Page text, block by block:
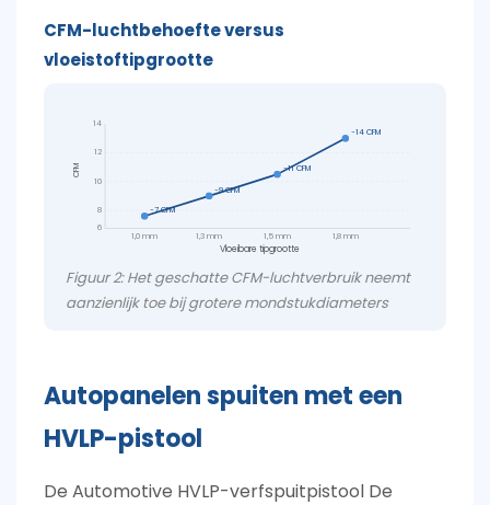
CFM-luchtbehoefte versus
vloeistoftipgrootte
6
8
10
12
14
CFM
1,0 mm 1,3 mm 1,5 mm 1,8 mm
Vloeibare tipgrootte
~7 CFM
~9 CFM
~11 CFM
~14 CFM
Figuur 2: Het geschatte CFM-luchtverbruik neemt
aanzienlijk toe bij grotere mondstukdiameters
Autopanelen spuiten met een
HVLP-pistool
De Automotive HVLP-verfspuitpistool De